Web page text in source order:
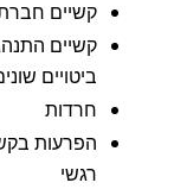
קשיים
קשיים
ביטויים
חרדות
הפרעות
רגשי